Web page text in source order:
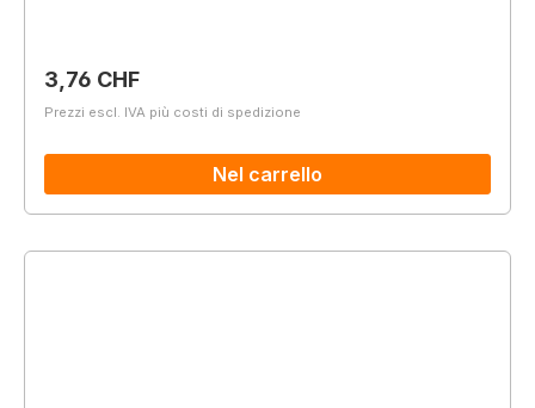
Prezzo normale:
3,76 CHF
Prezzi escl. IVA più costi di spedizione
Nel carrello